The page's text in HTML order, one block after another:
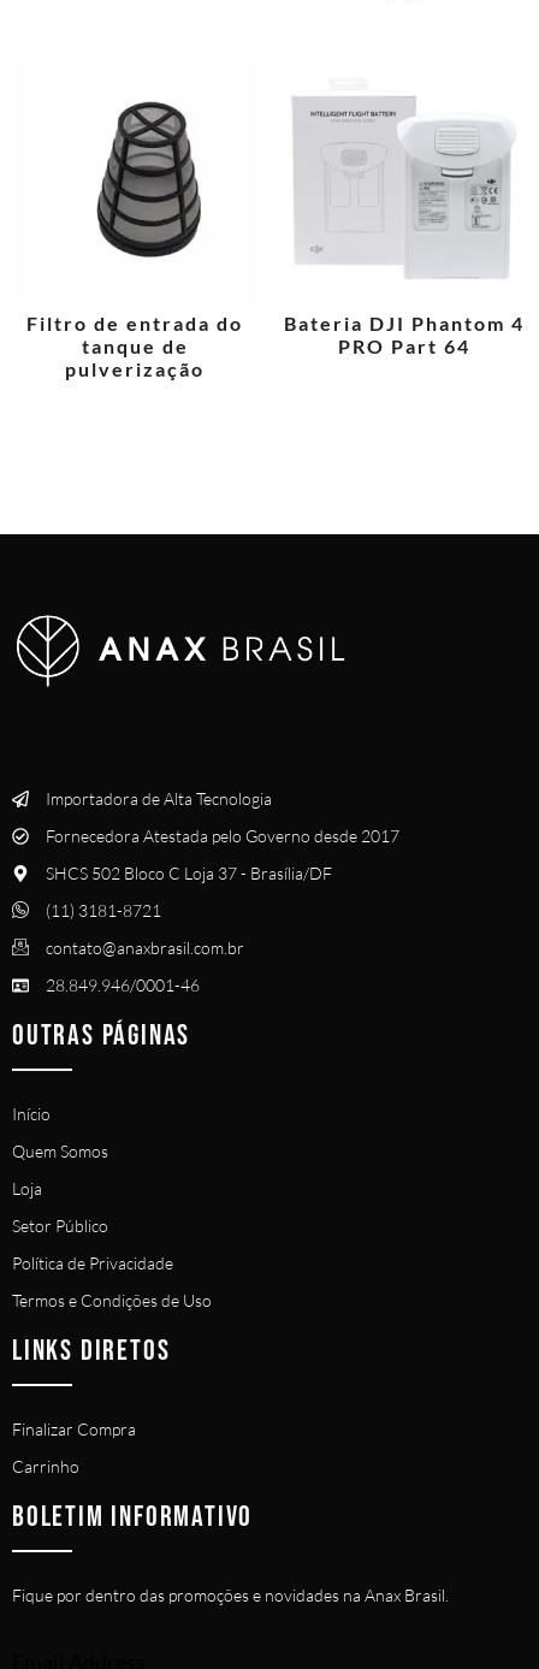
Filtro de entrada do
tanque de
pulverização
Bateria DJI Phantom 4
PRO Part 64
Importadora de Alta Tecnologia
Fornecedora Atestada pelo Governo desde 2017
SHCS 502 Bloco C Loja 37 - Brasília/DF
(11) 3181-8721
contato@anaxbrasil.com.br
28.849.946/0001-46
OUTRAS PÁGINAS
Início
Quem Somos
Loja
Setor Público
Política de Privacidade
Termos e Condições de Uso
LINKS DIRETOS
Finalizar Compra
Carrinho
BOLETIM INFORMATIVO
Fique por dentro das promoções e novidades na Anax Brasil.